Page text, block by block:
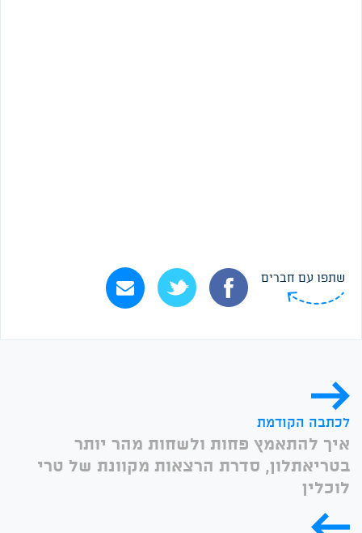
שתפו עם חברים
לכתבה הקודמת
איך להתאמץ פחות ולשחות מהר יותר
בטריאתלון, סדרת הרצאות מקוונת של טרי
לוכלין